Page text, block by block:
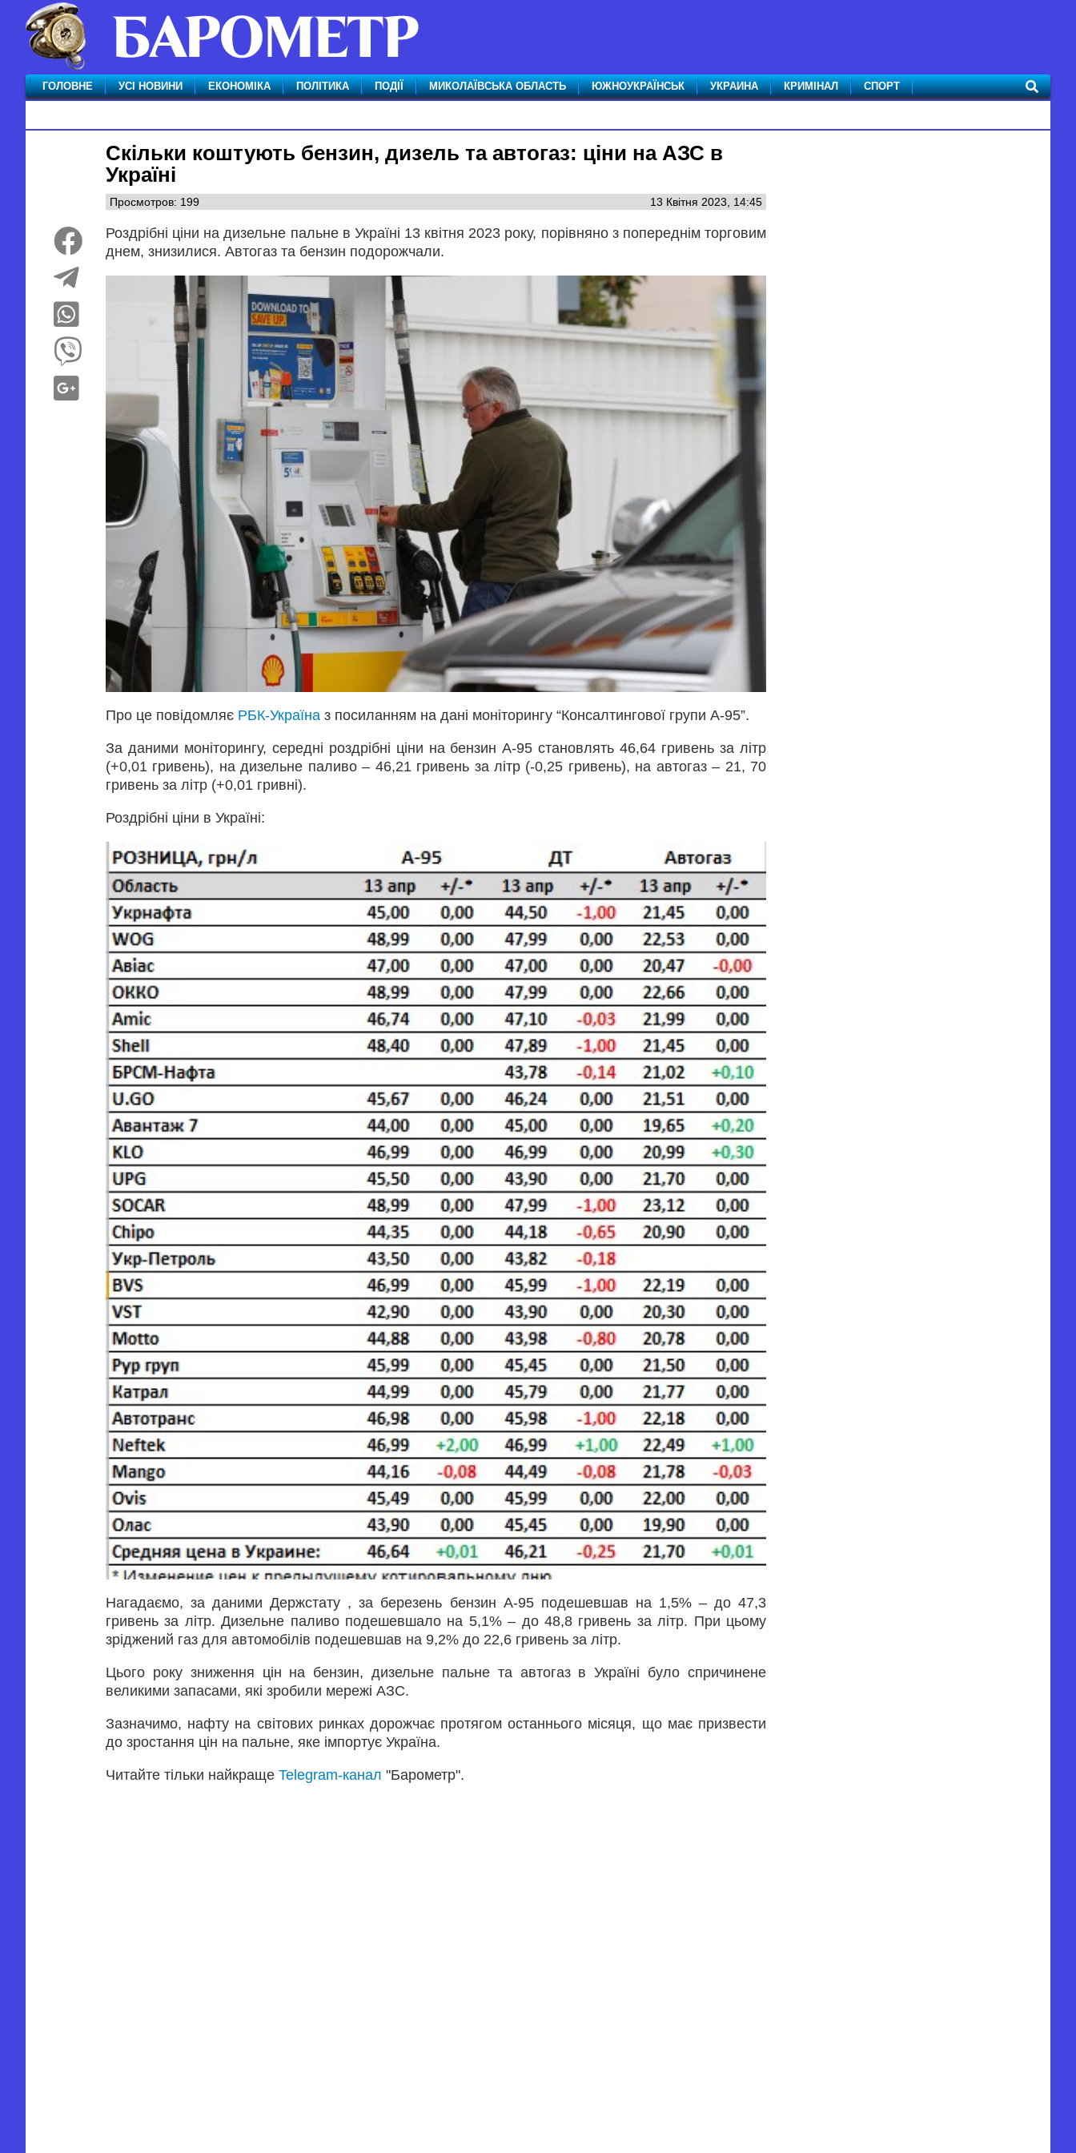
ГОЛОВНЕ УСІ НОВИНИ ЕКОНОМІКА ПОЛІТИКА ПОДІЇ МИКОЛАЇВСЬКА ОБЛАСТЬ ЮЖНОУКРАЇНСЬК УКРАИНА КРИМІНАЛ СПОРТ
Скільки коштують бензин, дизель та автогаз: ціни на АЗС в
Україні
Просмотров: 199 13 Квітня 2023, 14:45
Роздрібні ціни на дизельне пальне в Україні 13 квітня 2023 року, порівняно з попереднім торговим
днем, знизилися. Автогаз та бензин подорожчали.
Про це повідомляє РБК-Україна з посиланням на дані моніторингу “Консалтингової групи А-95”.
За даними моніторингу, середні роздрібні ціни на бензин А-95 становлять 46,64 гривень за літр
(+0,01 гривень), на дизельне паливо – 46,21 гривень за літр (-0,25 гривень), на автогаз – 21, 70
гривень за літр (+0,01 гривні).
Роздрібні ціни в Україні:
Нагадаємо, за даними Держстату , за березень бензин А-95 подешевшав на 1,5% – до 47,3
гривень за літр. Дизельне паливо подешевшало на 5,1% – до 48,8 гривень за літр. При цьому
зріджений газ для автомобілів подешевшав на 9,2% до 22,6 гривень за літр.
Цього року зниження цін на бензин, дизельне пальне та автогаз в Україні було спричинене
великими запасами, які зробили мережі АЗС.
Зазначимо, нафту на світових ринках дорожчає протягом останнього місяця, що має призвести
до зростання цін на пальне, яке імпортує Україна.
Читайте тільки найкраще Telegram-канал "Барометр".